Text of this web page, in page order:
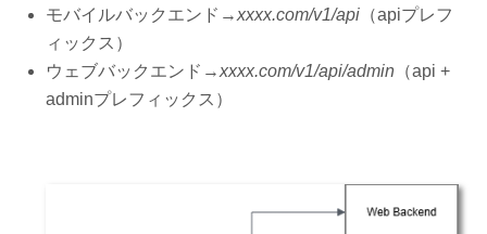
モバイルバックエンド→xxxx.com/v1/api（apiプレフ
ィックス）
ウェブバックエンド→xxxx.com/v1/api/admin（api +
adminプレフィックス）